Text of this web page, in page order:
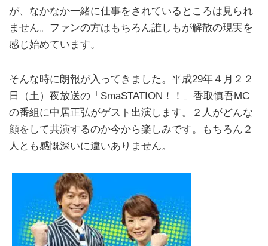
が、なかなか一緒に仕事をされているところは見られ
ません。ファンの方はもちろん誰しもが解散の現実を
感じ始めています。
そんな時に朗報が入ってきました。平成29年４月２２
日（土）夜放送の「SmaSTATION！！」香取慎吾MC
の番組に中居正弘がゲスト出演します。２人がどんな
顔をして共演するのか今から楽しみです。もちろん２
人とも感慨深いに違いありません。